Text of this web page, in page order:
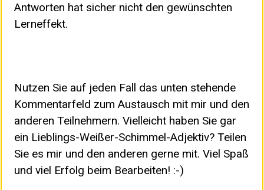
Antworten hat sicher nicht den gewünschten
Lerneffekt.
Nutzen Sie auf jeden Fall das unten stehende
Kommentarfeld zum Austausch mit mir und den
anderen Teilnehmern. Vielleicht haben Sie gar
ein Lieblings-Weißer-Schimmel-Adjektiv? Teilen
Sie es mir und den anderen gerne mit. Viel Spaß
und viel Erfolg beim Bearbeiten! :-)